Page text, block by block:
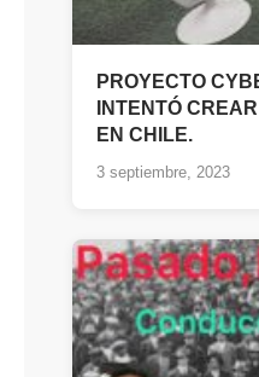
PROYECTO
INTENTÓ
EN CHILE.
3 septiembre, 2023